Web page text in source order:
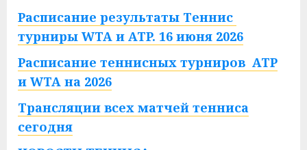
Расписание результаты Теннис
турниры WTA и ATP. 16 июня 2026
Расписание теннисных турниров ATP
и WTA на 2026
Трансляции всех матчей тенниса
сегодня